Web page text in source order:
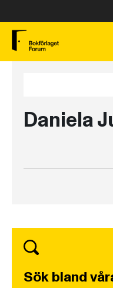
Daniela
Sök bland